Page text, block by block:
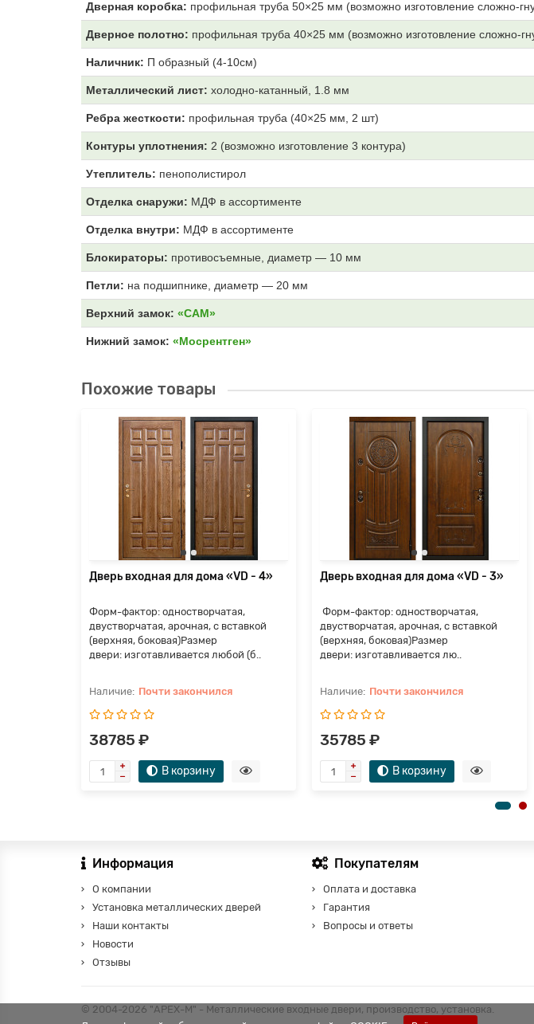
Дверная коробка: профильная труба 50×25 мм (возможно изготовление сложно-
Дверное полотно: профильная труба 40×25 мм (возможно изготовление сложно-
Наличник: П образный (4-10см)
Металлический лист: холодно-катанный, 1.8 мм
Ребра жесткости: профильная труба (40×25 мм, 2 шт)
Контуры уплотнения: 2 (возможно изготовление 3 контура)
Утеплитель: пенополистирол
Отделка снаружи: МДФ в ассортименте
Отделка внутри: МДФ в ассортименте
Блокираторы: противосъемные, диаметр — 10 мм
Петли: на подшипнике, диаметр — 20 мм
Верхний замок: «САМ»
Нижний замок: «Мосрентген»
Похожие товары
Дверь входная для дома «VD - 4»
Форм-фактор: одностворчатая,
двустворчатая, арочная, с вставкой
(верхняя, боковая)Размер
двери: изготавливается любой (б..
Почти закончился
38785 ₽
В корзину
Дверь входная для дома «VD - 3»
Форм-фактор: одностворчатая,
двустворчатая, арочная, с вставкой
(верхняя, боковая)Размер
двери: изготавливается лю..
Почти закончился
35785 ₽
В корзину
Информация
О компании
Установка металлических дверей
Наши контакты
Новости
Отзывы
Покупателям
Оплата и доставка
Гарантия
Вопросы и ответы
© 2004-2026 "АРЕХ-М" - Металлические входные двери, производство, установка.